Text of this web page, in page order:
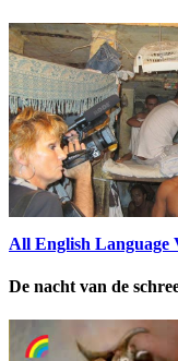
All English Language
De nacht van de